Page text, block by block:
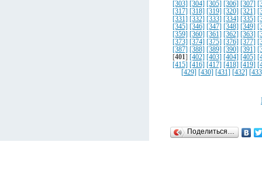
[303]
[304] [305] [306] [307]
[317]
[318] [319] [320] [321]
[331]
[332] [333] [334] [335]
[345]
[346] [347] [348] [349]
[359]
[360] [361] [362] [363]
[373]
[374] [375] [376] [377]
[387]
[388] [389] [390] [391]
401 [402] [403] [404] [405]
[415]
[416] [417] [418] [419]
[429]
[430] [431] [432]
Поделиться…